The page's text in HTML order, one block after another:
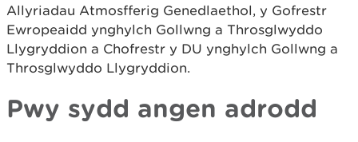
Allyriadau Atmosfferig Genedlaethol, y Gofrestr
Ewropeaidd ynghylch Gollwng a Throsglwyddo
Llygryddion a Chofrestr y DU ynghylch Gollwng a
Throsglwyddo Llygryddion.
Pwy sydd angen adrodd